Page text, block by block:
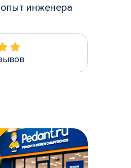
инженера